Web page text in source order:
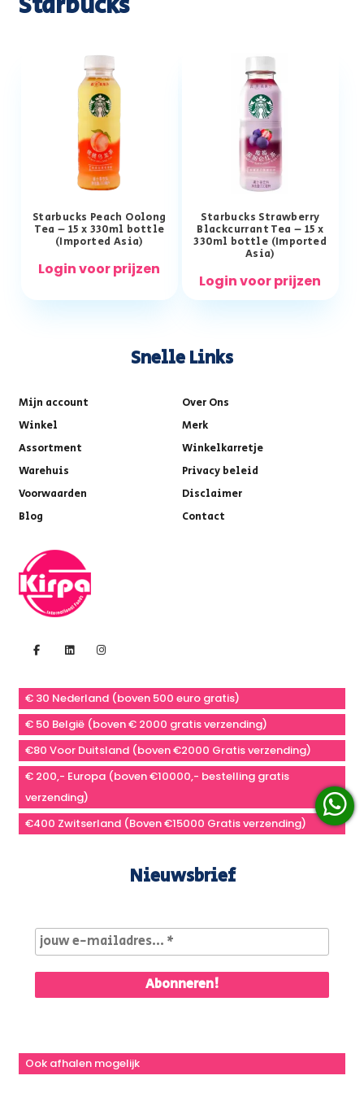
Starbucks Peach Oolong
Tea – 15 x 330ml bottle
(Imported Asia)
Login voor prijzen
Starbucks Strawberry
Blackcurrant Tea – 15 x
330ml bottle (Imported
Asia)
Login voor prijzen
Snelle Links
Mijn account
Over Ons
Winkel
Merk
Assortment
Winkelkarretje
Warehuis
Privacy beleid
Voorwaarden
Disclaimer
Blog
Contact
€ 30 Nederland (boven 500 euro gratis)
€ 50 België (boven € 2000 gratis verzending)
€80 Voor Duitsland (boven €2000 Gratis verzending)
€ 200,- Europa (boven €10000,- bestelling gratis
verzending)
€400 Zwitserland (Boven €15000 Gratis verzending)
Nieuwsbrief
Ook afhalen mogelijk